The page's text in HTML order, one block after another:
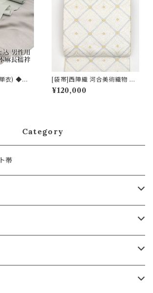
衣) ◆男
然素材
番号:1767
[袋帯]西陣織 河合美術織物 謹
製 唐織り 能寿七宝菱松文(銀ベ
ース)正絹 日本製(商品番号:19
¥120,000
Category
帯
～
都の絽綴れ）